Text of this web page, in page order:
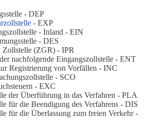
- DEP
- EXP
- Inland - EIN
- DES
Zollstelle (ZGR) - IPR
nachfolgende Eingangszollstelle - ENT
Registrierung von Vorfällen - INC
- SCO
- EXC
der Überführung in das Verfahren - PLA
für die Beendigung des Verfahrens - DIS
für die Überlassung zum freien Verkehr -